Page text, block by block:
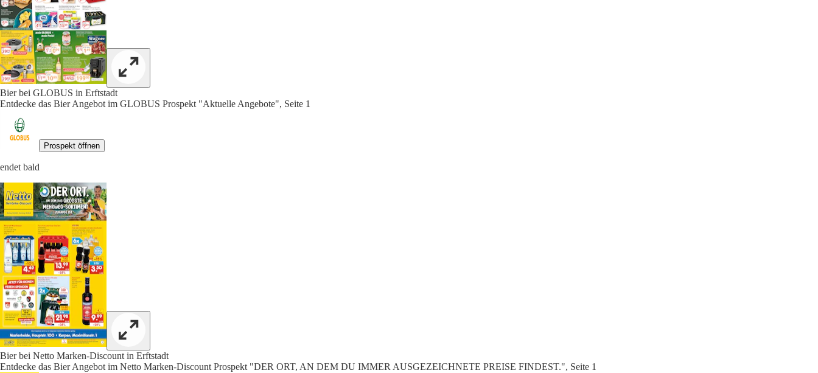
Bier bei GLOBUS in Erftstadt
Entdecke das Bier Angebot im GLOBUS Prospekt "Aktuelle Angebote", Seite 1
Prospekt öffnen
endet bald
Bier bei Netto Marken-Discount in Erftstadt
Entdecke das Bier Angebot im Netto Marken-Discount Prospekt "DER ORT, AN DEM DU IMMER AUSGEZEICHNETE PREISE FINDEST.", Seite 1